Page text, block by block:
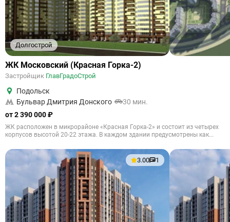
Долгострой
ЖК Московский (Красная Горка-2)
Застройщик ГлавГрадоСтрой
Подольск
Бульвар Дмитрия Донского
30 мин.
от 2 390 000 ₽
ЖК расположен в микрорайоне «Красная Горка-2» и состоит из четырех
корпусов высотой 20-22 этажа. В каждом здании предусмотрены как...
3.00 1